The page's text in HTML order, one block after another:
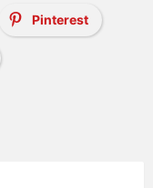
Pinterest